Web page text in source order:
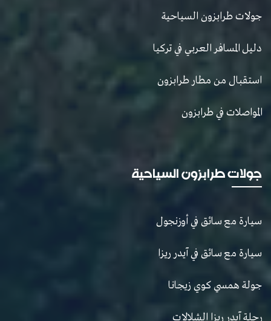
جولات طرابزون السياحية
دليل المسافر العربي في تركيا
استقبال من مطار طرابزون
المواصلات في طرابزون
جولات طرابزون السياحية
سيارة مع سائق في أوزنجول
سيارة مع سائق في آيدر ريزا
جولة همسي كوي زيجانا
رحلة آيدر ريزا الشلالات